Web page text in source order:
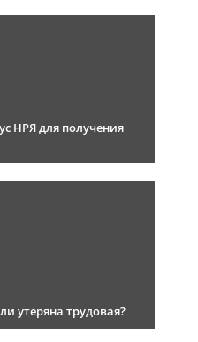
НРЯ для получения
утеряна трудовая?